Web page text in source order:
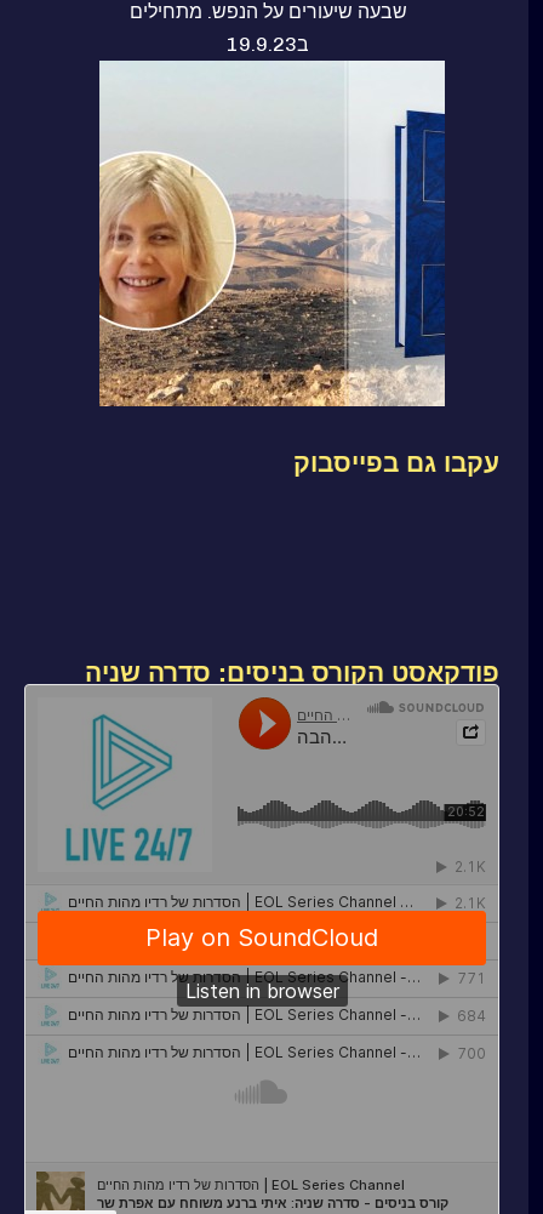
שבעה שיעורים על הנפש. מתחילים
ב19.9.23
עקבו גם בפייסבוק
פודקאסט הקורס בניסים: סדרה שניה